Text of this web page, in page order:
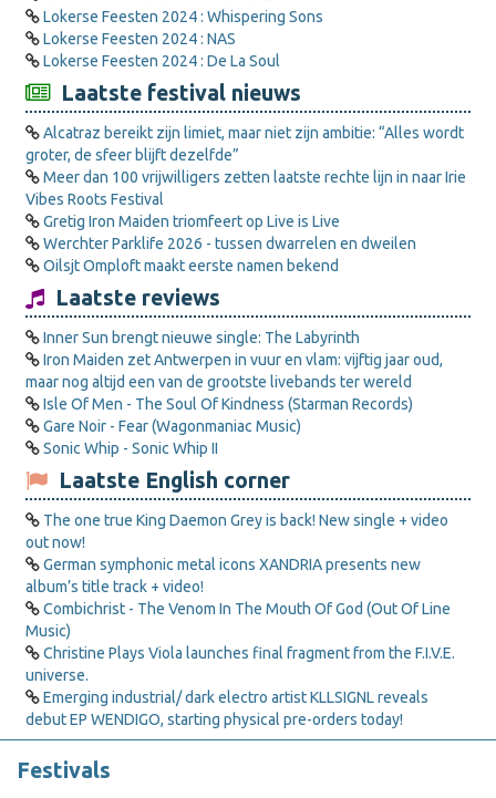
Lokerse Feesten 2024 : Whispering Sons
Lokerse Feesten 2024 : NAS
Lokerse Feesten 2024 : De La Soul
Laatste festival nieuws
Alcatraz bereikt zijn limiet, maar niet zijn ambitie: “Alles wordt
groter, de sfeer blijft dezelfde”
Meer dan 100 vrijwilligers zetten laatste rechte lijn in naar Irie
Vibes Roots Festival
Gretig Iron Maiden triomfeert op Live is Live
Werchter Parklife 2026 - tussen dwarrelen en dweilen
Oilsjt Omploft maakt eerste namen bekend
Laatste reviews
Inner Sun brengt nieuwe single: The Labyrinth
Iron Maiden zet Antwerpen in vuur en vlam: vijftig jaar oud,
maar nog altijd een van de grootste livebands ter wereld
Isle Of Men - The Soul Of Kindness (Starman Records)
Gare Noir - Fear (Wagonmaniac Music)
Sonic Whip - Sonic Whip II
Laatste English corner
The one true King Daemon Grey is back! New single + video
out now!
German symphonic metal icons XANDRIA presents new
album’s title track + video!
Combichrist - The Venom In The Mouth Of God (Out Of Line
Music)
Christine Plays Viola launches final fragment from the F.I.V.E.
universe.
Emerging industrial/ dark electro artist KLLSIGNL reveals
debut EP WENDIGO, starting physical pre-orders today!
Festivals